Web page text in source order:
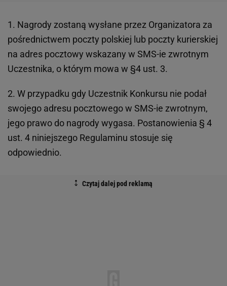
1. Nagrody zostaną wysłane przez Organizatora za
pośrednictwem poczty polskiej lub poczty kurierskiej
na adres pocztowy wskazany w SMS-ie zwrotnym
Uczestnika, o którym mowa w §4 ust. 3.
2. W przypadku gdy Uczestnik Konkursu nie podał
swojego adresu pocztowego w SMS-ie zwrotnym,
jego prawo do nagrody wygasa. Postanowienia § 4
ust. 4 niniejszego Regulaminu stosuje się
odpowiednio.